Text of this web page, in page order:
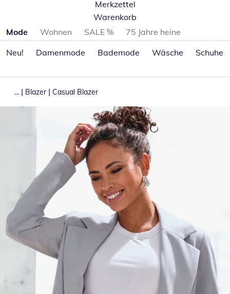
Merkzettel
Warenkorb
Produktkategorien überspringen
Mode Wohnen SALE %
75 Jahre heine
Neu!
Damenmode Bademode Wäsche Schuhe
... | Blazer | Casual Blazer